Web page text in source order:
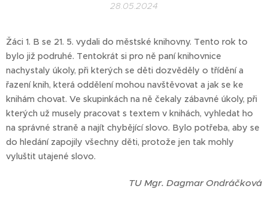
28.05.2024
Žáci 1. B se 21. 5. vydali do městské knihovny. Tento rok to
bylo již podruhé. Tentokrát si pro ně paní knihovnice
nachystaly úkoly, při kterých se děti dozvěděly o třídění a
řazení knih, která oddělení mohou navštěvovat a jak se ke
knihám chovat. Ve skupinkách na ně čekaly zábavné úkoly, při
kterých už musely pracovat s textem v knihách, vyhledat ho
na správné straně a najít chybějící slovo. Bylo potřeba, aby se
do hledání zapojily všechny děti, protože jen tak mohly
vyluštit utajené slovo.
TU Mgr. Dagmar Ondráčková